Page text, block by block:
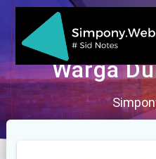
UU TIPITI
Warga